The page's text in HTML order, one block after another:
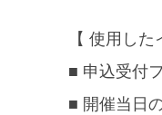
【 使用した
■ 申込受付
■ 開催当日